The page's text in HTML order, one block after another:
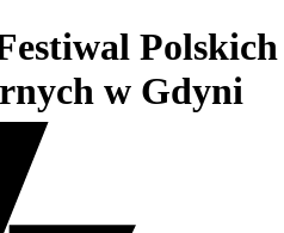
Polskich
w Gdyni